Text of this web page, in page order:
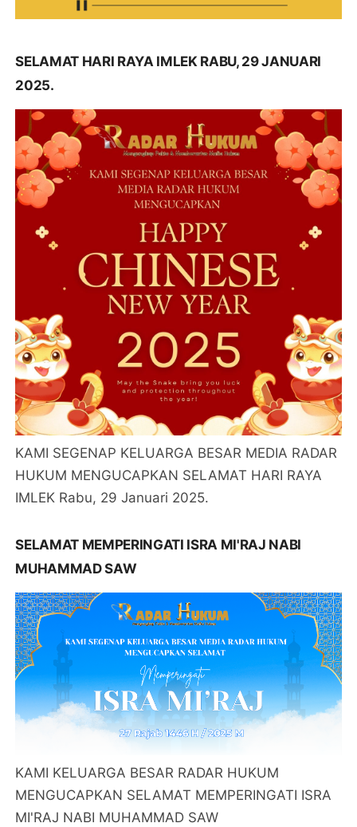
SELAMAT HARI RAYA IMLEK RABU, 29 JANUARI
2025.
KAMI SEGENAP KELUARGA BESAR MEDIA RADAR
HUKUM MENGUCAPKAN SELAMAT HARI RAYA
IMLEK Rabu, 29 Januari 2025.
SELAMAT MEMPERINGATI ISRA MI'RAJ NABI
MUHAMMAD SAW
KAMI KELUARGA BESAR RADAR HUKUM
MENGUCAPKAN SELAMAT MEMPERINGATI ISRA
MI'RAJ NABI MUHAMMAD SAW